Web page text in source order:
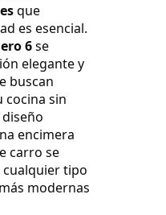
que
es esencial.
6 se
elegante y
buscan
cocina sin
encimera
carro se
tipo
modernas